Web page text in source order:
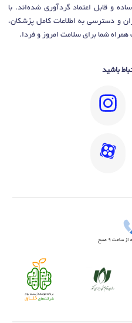
و قابل اعتماد گردآوری شده‌اند. با
و دسترسی به اطلاعات کامل پزشکان،
همراه شما برای سلامت امروز و فردا.
باشید
ساعت 9 صبح